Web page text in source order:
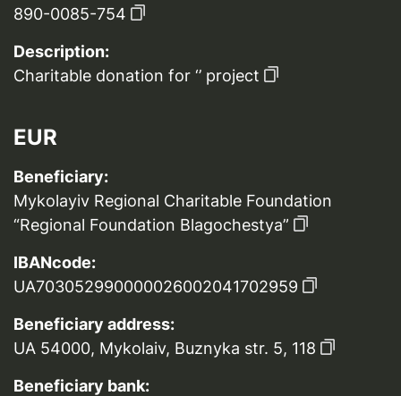
890-0085-754
Description:
Charitable donation for ‘’ project
EUR
Beneficiary:
Mykolayiv Regional Charitable Foundation
“Regional Foundation Blagochestya”
IBANcode:
UA703052990000026002041702959
Beneficiary address:
UA 54000, Mykolaiv, Buznyka str. 5, 118
Beneficiary bank: